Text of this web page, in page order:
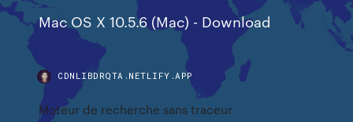
Mac OS X 10.5.6 (Mac) - Download
CDNLIBDRQTA.NETLIFY.APP
Moteur de recherche sans traceur